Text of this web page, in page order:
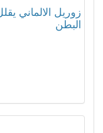
زوريل الالماني
البطن